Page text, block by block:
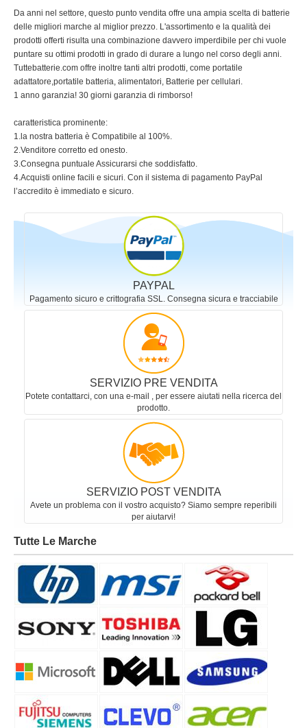
Da anni nel settore, questo punto vendita offre una ampia scelta di batterie
delle migliori marche al miglior prezzo. L'assortimento e la qualità dei
prodotti offerti risulta una combinazione davvero imperdibile per chi vuole
puntare su ottimi prodotti in grado di durare a lungo nel corso degli anni.
Tuttebatterie.com offre inoltre tanti altri prodotti, come portatile
adattatore,portatile batteria, alimentatori, Batterie per cellulari.
1 anno garanzia! 30 giorni garanzia di rimborso!
caratteristica prominente:
1.la nostra batteria è Compatibile al 100%.
2.Venditore corretto ed onesto.
3.Consegna puntuale Assicurarsi che soddisfatto.
4.Acquisti online facili e sicuri. Con il sistema di pagamento PayPal
l’accredito è immediato e sicuro.
PAYPAL
Pagamento sicuro e crittografia SSL. Consegna sicura e tracciabile
SERVIZIO PRE VENDITA
Potete contattarci, con una e-mail , per essere aiutati nella ricerca del
prodotto.
SERVIZIO POST VENDITA
Avete un problema con il vostro acquisto? Siamo sempre reperibili
per aiutarvi!
Tutte Le Marche